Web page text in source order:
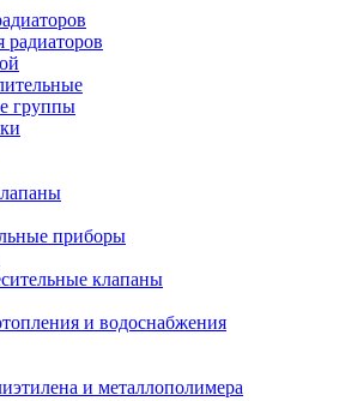
радиаторов
группы
приборы
клапаны
и водоснабжения
и металлополимера